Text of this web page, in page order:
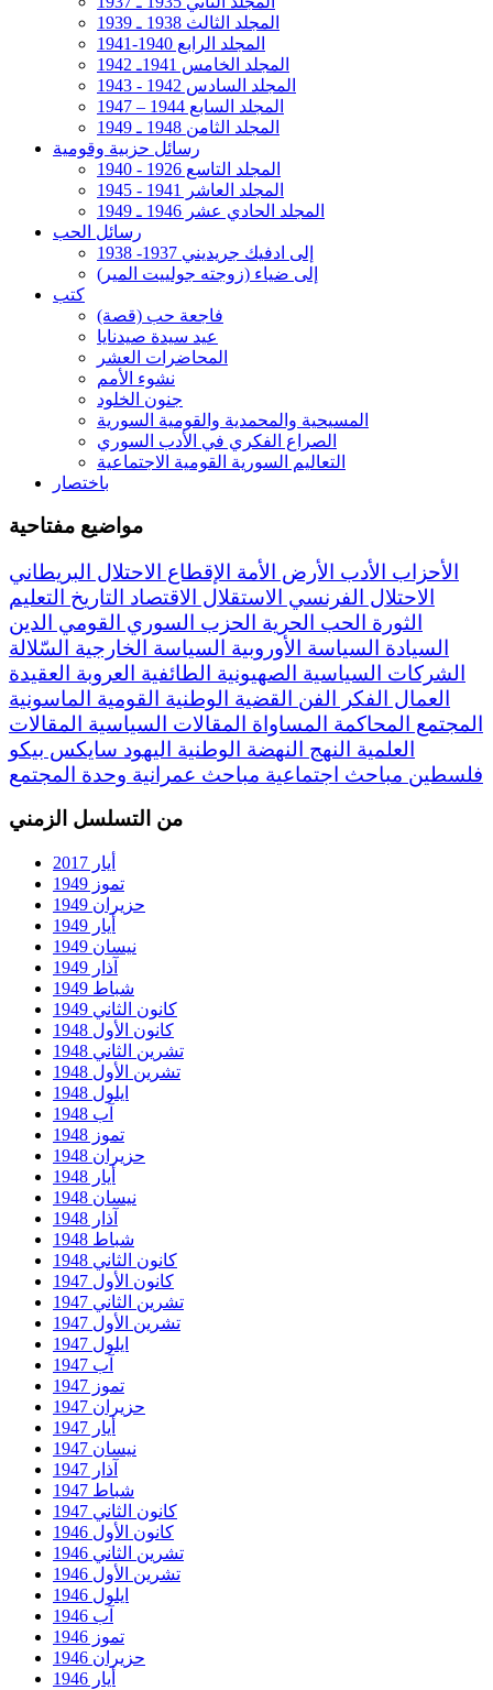
المجلد الثالث 1938 ـ 1939
المجلد الرابع 1940-1941
المجلد الخامس 1941ـ 1942
المجلد السادس 1942 - 1943
المجلد السابع 1944 – 1947
المجلد الثامن 1948 ـ 1949
رسائل حزبية وقومية
المجلد التاسع 1926 - 1940
المجلد العاشر 1941 - 1945
المجلد الحادي عشر 1946 ـ 1949
رسائل الحب
إلى ادفيك جريديني 1937- 1938
إلى ضياء (زوجته جولييت المير)
كتب
فاجعة حب (قصة)
عيد سيدة صيدنايا
المحاضرات العشر
نشوء الأمم
جنون الخلود
المسيحية والمحمدية والقومية السورية
الصراع الفكري في الأدب السوري
التعاليم السورية القومية الاجتماعية
باختصار
مواضيع مفتاحية
الأحزاب الأدب الأرض الأمة الإقطاع الاحتلال البريطاني
الاحتلال الفرنسي الاستقلال الاقتصاد التاريخ التعليم
الثورة الحب الحرية الحزب السوري القومي الدين
السيادة السياسة الأوروبية السياسة الخارجية السّلالة
الشركات السياسية الصهيونية الطائفية العروبة العقيدة
العمال الفكر الفن القضية الوطنية القومية الماسونية
المجتمع المحاكمة المساواة المقالات السياسية المقالات
العلمية النهج النهضة الوطنية اليهود سايكس بيكو
فلسطين مباحث اجتماعية مباحث عمرانية وحدة المجتمع
من التسلسل الزمني
أيار 2017
تموز 1949
حزيران 1949
أيار 1949
نيسان 1949
آذار 1949
شباط 1949
كانون الثاني 1949
كانون الأول 1948
تشرين الثاني 1948
تشرين الأول 1948
ايلول 1948
آب 1948
تموز 1948
حزيران 1948
أيار 1948
نيسان 1948
آذار 1948
شباط 1948
كانون الثاني 1948
كانون الأول 1947
تشرين الثاني 1947
تشرين الأول 1947
ايلول 1947
آب 1947
تموز 1947
حزيران 1947
أيار 1947
نيسان 1947
آذار 1947
شباط 1947
كانون الثاني 1947
كانون الأول 1946
تشرين الثاني 1946
تشرين الأول 1946
ايلول 1946
آب 1946
تموز 1946
حزيران 1946
أيار 1946